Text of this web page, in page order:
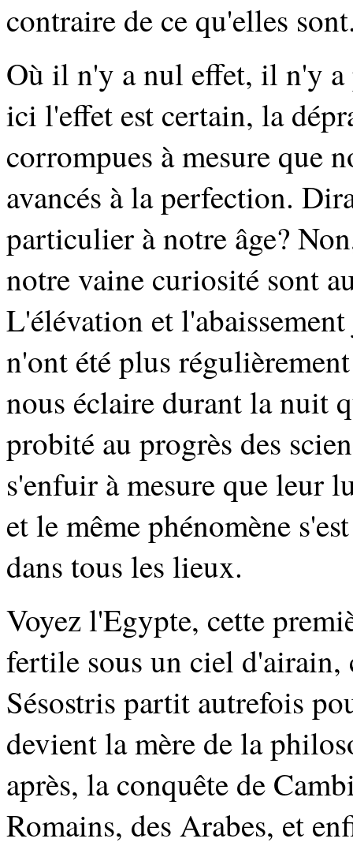
contraire de ce qu'elles
Où il n'y a nul effet, il n'y a
ici l'effet est certain, la
corrompues à mesure que
avancés à la perfection.
particulier à notre âge?
notre vaine curiosité sont
L'élévation et
n'ont été plus
nous éclaire durant la nuit
probité au progrès des
s'enfuir à mesure que leur
et le même phénomène
dans tous les lieux.
Voyez l'Egypte, cette
fertile sous un ciel d'airain,
Sésostris partit autrefois
devient la mère de la
après, la conquête de
Romains, des Arabes, et